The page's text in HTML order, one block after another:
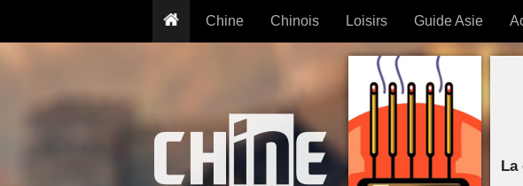
Chine
Conseils voyageurs
Plantes médicinales
Chinois
Grammaire
Traducteur
Exos & Flashcards
Loisirs
Prénom
Signe
Tatouage
PLUS (24 OUTILS) »
Guide Asie
La